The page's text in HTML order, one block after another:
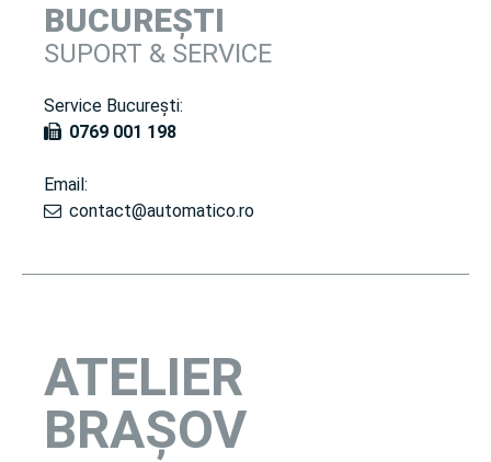
BUCUREȘTI
SUPORT & SERVICE
Service București:
0769 001 198
Email:
contact@automatico.ro
ATELIER
BRAȘOV